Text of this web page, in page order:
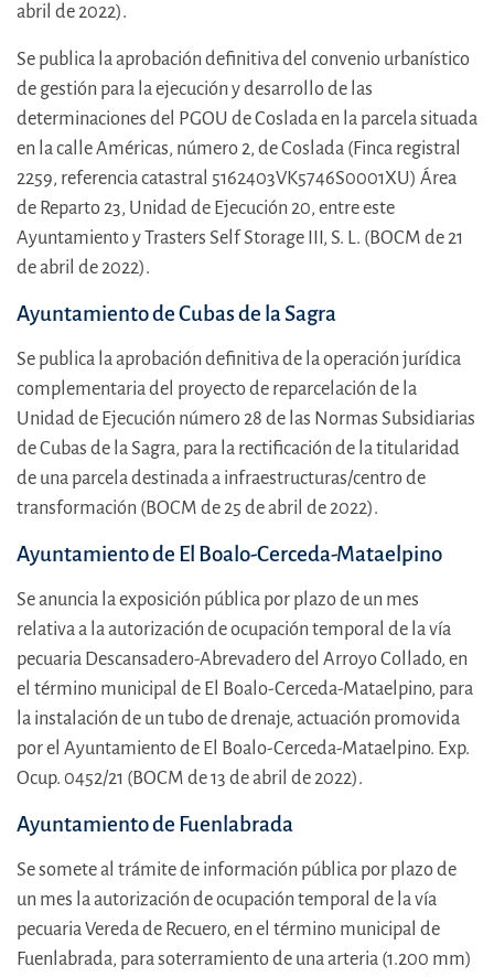
abril de 2022).
Se publica la aprobación definitiva del convenio urbanístico
de gestión para la ejecución y desarrollo de las
determinaciones del PGOU de Coslada en la parcela situada
en la calle Américas, número 2, de Coslada (Finca registral
2259, referencia catastral 5162403VK5746S0001XU) Área
de Reparto 23, Unidad de Ejecución 20, entre este
Ayuntamiento y Trasters Self Storage III, S. L. (BOCM de 21
de abril de 2022).
Ayuntamiento de Cubas de la Sagra
Se publica la aprobación definitiva de la operación jurídica
complementaria del proyecto de reparcelación de la
Unidad de Ejecución número 28 de las Normas Subsidiarias
de Cubas de la Sagra, para la rectificación de la titularidad
de una parcela destinada a infraestructuras/centro de
transformación (BOCM de 25 de abril de 2022).
Ayuntamiento de El Boalo-Cerceda-Mataelpino
Se anuncia la exposición pública por plazo de un mes
relativa a la autorización de ocupación temporal de la vía
pecuaria Descansadero-Abrevadero del Arroyo Collado, en
el término municipal de El Boalo-Cerceda-Mataelpino, para
la instalación de un tubo de drenaje, actuación promovida
por el Ayuntamiento de El Boalo-Cerceda-Mataelpino. Exp.
Ocup. 0452/21 (BOCM de 13 de abril de 2022).
Ayuntamiento de Fuenlabrada
Se somete al trámite de información pública por plazo de
un mes la autorización de ocupación temporal de la vía
pecuaria Vereda de Recuero, en el término municipal de
Fuenlabrada, para soterramiento de una arteria (1.200 mm)